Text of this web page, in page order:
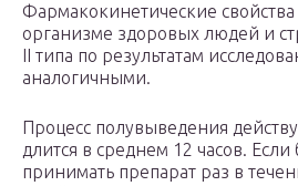
Фармакокинетические свойства
организме здоровых людей и
II типа по результатам
аналогичными.
Процесс полувыведения
длится в среднем 12 часов.
принимать препарат раз в